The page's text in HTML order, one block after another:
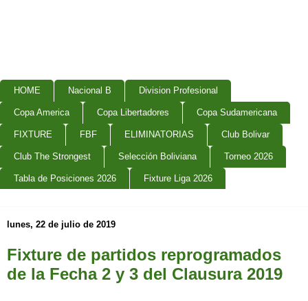
HOME Nacional B Division Profesional
Copa America Copa Libertadores Copa Sudamericana
FIXTURE FBF ELIMINATORIAS Club Bolivar
Club The Strongest Selección Boliviana Torneo 2026
Tabla de Posiciones 2026 Fixture Liga 2026
lunes, 22 de julio de 2019
Fixture de partidos reprogramados
de la Fecha 2 y 3 del Clausura 2019